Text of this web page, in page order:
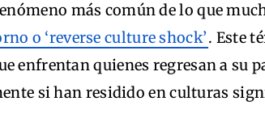
más común de lo que
o ‘reverse culture shock’. Este
enfrentan quienes regresan a su
si han residido en culturas